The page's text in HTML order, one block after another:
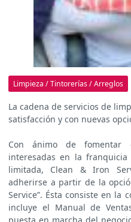
Limpieza / Tintorerías / Arreglos
La cadena de servicios de
satisfacción y con nuevas
Con ánimo de fomentar
interesadas en la
limitada, Clean & Iron
adherirse a partir de la
Service”. Ésta consiste en la
incluye el Manual de